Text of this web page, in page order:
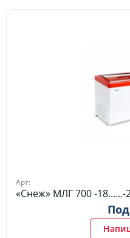
Арт:
«Снеж» МЛГ 700 -18......-